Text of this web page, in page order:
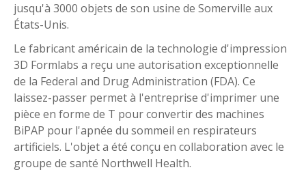
jusqu'à 3000 objets de son usine de Somerville aux
États-Unis.
Le fabricant américain de la technologie d'impression
3D Formlabs a reçu une autorisation exceptionnelle
de la Federal and Drug Administration (FDA). Ce
laissez-passer permet à l'entreprise d'imprimer une
pièce en forme de T pour convertir des machines
BiPAP pour l'apnée du sommeil en respirateurs
artificiels. L'objet a été conçu en collaboration avec le
groupe de santé Northwell Health.